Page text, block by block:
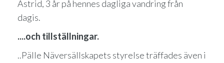
Astrid, 3 år på hennes dagliga vandring från
dagis.
....och tillställningar.
..Pälle Näversällskapets styrelse träffades även i